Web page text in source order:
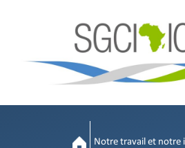
Notre travail et notre